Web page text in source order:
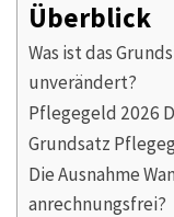
Überblick
Was ist das
unverändert?
Pflegegeld 2026
Grundsatz
Die Ausnahme
anrechnungsfrei?